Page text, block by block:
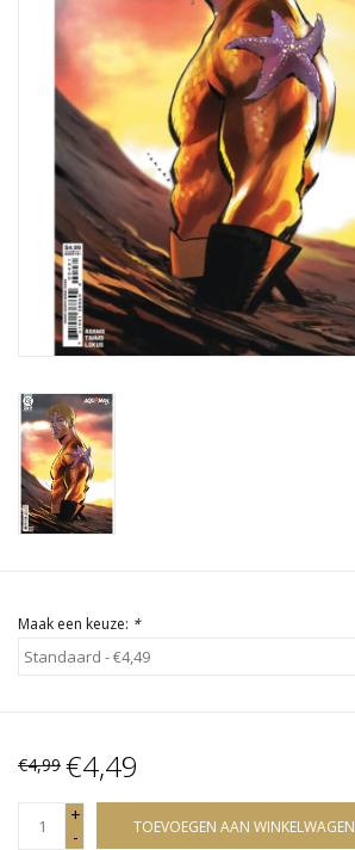
Maak een keuze: *
€4,99 €4,49
+
-
TOEVOEGEN AAN WINKELWAGEN